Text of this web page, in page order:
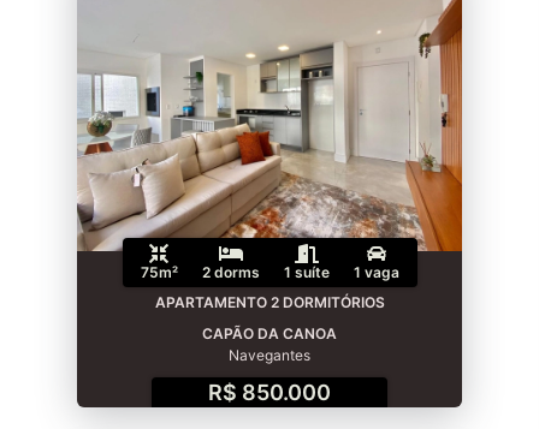
75m² 2 dorms 1 suíte
1 vaga
APARTAMENTO 2 DORMITÓRIOS
CAPÃO DA CANOA
Navegantes
R$ 850.000